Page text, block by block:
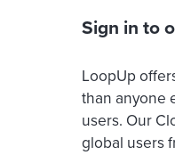
Sign in to
LoopUp
than anyone
users. Our
global users